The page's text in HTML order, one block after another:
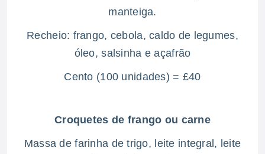
manteiga.
Recheio: frango, cebola, caldo de legumes,
óleo, salsinha e açafrão
Cento (100 unidades) = £40
Croquetes de frango ou carne
Massa de farinha de trigo, leite integral, leite